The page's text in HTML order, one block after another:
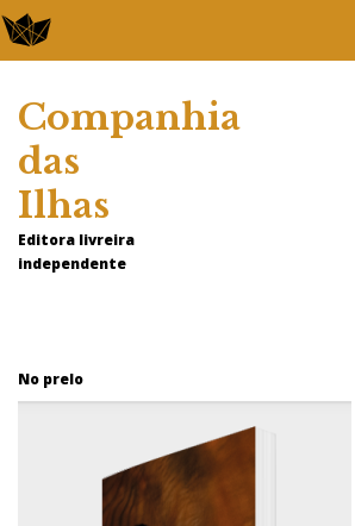
Companhia
das
Ilhas
Editora livreira
independente
No prelo